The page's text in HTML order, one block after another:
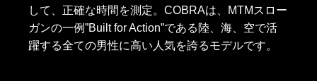
して、正確な時間を測定。COBRAは、MTMスロー
ガンの一例”Built for Action”である陸、海、空で活
躍する全ての男性に高い人気を誇るモデルです。